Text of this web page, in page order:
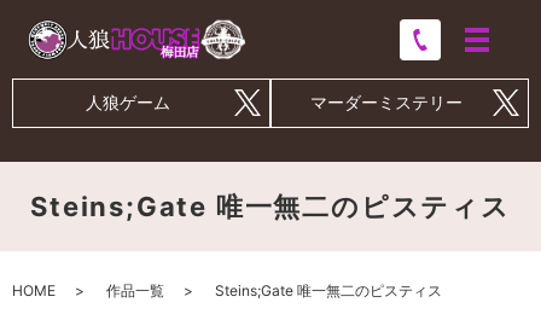
人狼ゲーム マーダーミステリー
Steins;Gate 唯一無二のピスティス
HOME 作品一覧 Steins;Gate 唯一無二のピスティス